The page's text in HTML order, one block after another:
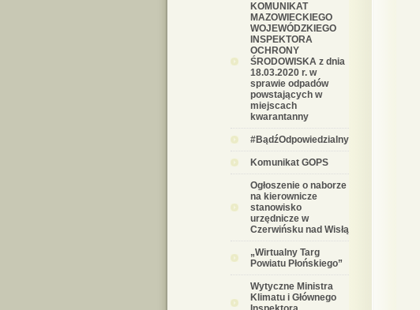
KOMUNIKAT
MAZOWIECKIEGO
WOJEWÓDZKIEGO
INSPEKTORA
OCHRONY
ŚRODOWISKA z dnia
18.03.2020 r. w
sprawie odpadów
powstających w
miejscach
kwarantanny
#BądźOdpowiedzialny
Komunikat GOPS
Ogłoszenie o naborze
na kierownicze
stanowisko
urzędnicze w
Czerwińsku nad Wisłą
„Wirtualny Targ
Powiatu Płońskiego”
Wytyczne Ministra
Klimatu i Głównego